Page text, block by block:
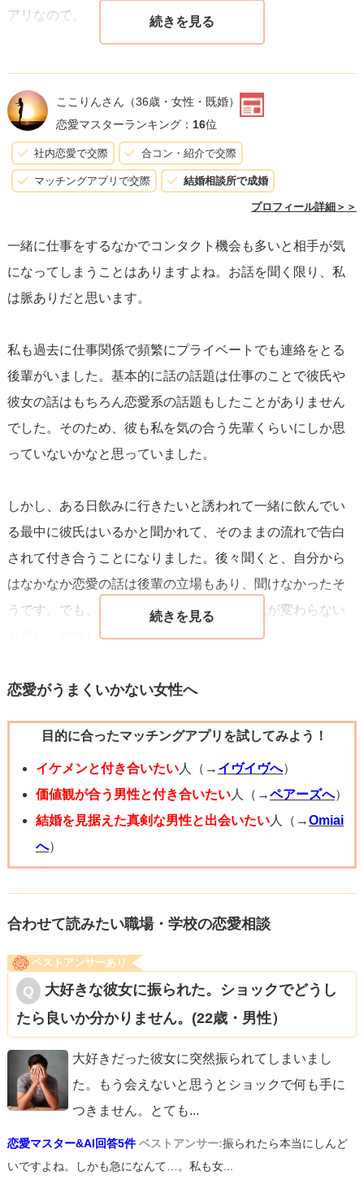
アリなので。
ここりんさん （36歳・女性・既婚）
恋愛マスターランキング： 16位
社内恋愛で交際 合コン・紹介で交際
マッチングアプリで交際 結婚相談所で成婚
プロフィール詳細＞＞
一緒に仕事をするなかでコンタクト機会も多いと相手が気
になってしまうことはありますよね。お話を聞く限り、私
は脈ありだと思います。
私も過去に仕事関係で頻繁にプライベートでも連絡をとる
後輩がいました。基本的に話の話題は仕事のことで彼氏や
彼女の話はもちろん恋愛系の話題もしたことがありません
でした。そのため、彼も私を気の合う先輩くらいにしか思
っていないかなと思っていました。
しかし、ある日飲みに行きたいと誘われて一緒に飲んでい
る最中に彼氏はいるかと聞かれて、そのままの流れで告白
されて付き合うことになりました。後々聞くと、自分から
はなかなか恋愛の話は後輩の立場もあり、聞けなかったそ
うです。でも、何もアクションしないと状況が変わらない
と思い、告白してくれたそうです。
この経験があるので、私は今回の相談者さんのお話もすご
のかもしれません。冗談ぽく「こんなに連絡してきて、彼
女に怒られないの」と聞いてみて反応見ても良いかもしれ
ません。
きっと彼も好きな気持ちがあると思いますよ、応援してま
す！
恋愛がうまくいかない女性へ
目的に合ったマッチングアプリを試してみよう！
イケメンと付き合いたい人（→ イヴイヴへ）
価値観が合う男性と付き合いたい人（→ペアーズへ）
結婚を見据えた真剣な男性と出会いたい人（→Omiai
へ）
合わせて読みたい職場・学校の恋愛相談
ベストアンサーあり
大好きな彼女に振られた。ショックでどうし
たら良いか分かりません。(22歳・男性）
大好きだった彼女に突然振られてしまいまし
た。もう会えないと思うとショックで何も手に
つきません。とても...
恋愛マスター&AI回答5件 ベストアンサー:振られたら本当にしんど
いですよね。しかも急になんて…。私も女...